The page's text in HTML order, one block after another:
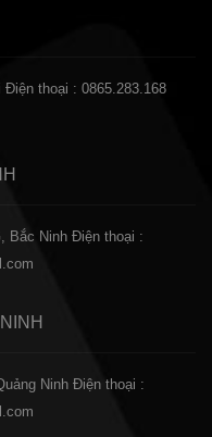
Điện thoại : 0865.283.168
Bắc Ninh Điện thoại :
Ninh Điện thoại :